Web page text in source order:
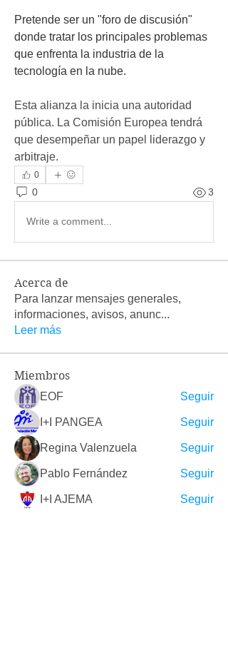
Pretende ser un "foro de discusión"
donde tratar los principales problemas
que enfrenta la industria de la
tecnología en la nube.
Esta alianza la inicia una autoridad
pública. La Comisión Europea tendrá
que desempeñar un papel liderazgo y
arbitraje.
0
0 3
Write a comment...
Acerca de
Para lanzar mensajes generales,
informaciones, avisos, anunc...
Leer más
Miembros
EOF Seguir
I+I PANGEA Seguir
Regina Valenzuela Seguir
Pablo Fernández Seguir
I+I AJEMA
Seguir